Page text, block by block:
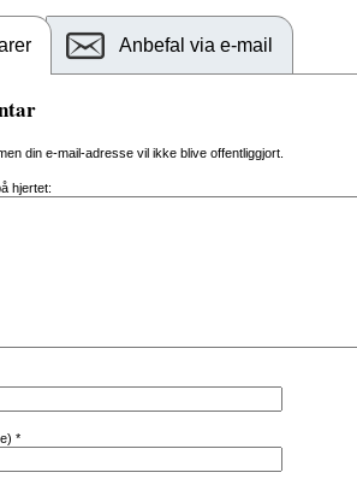
Anbefal via e-mail
din e-mail-adresse vil ikke blive offentliggjort.
hjertet:
*